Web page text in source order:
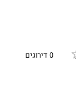
0 דירוגים